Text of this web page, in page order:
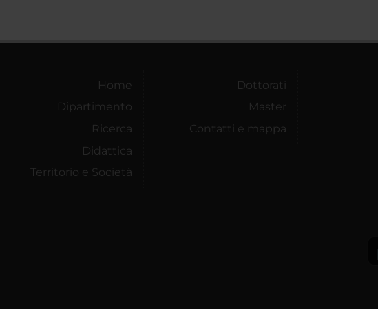
Home
Dipartimento
Ricerca
Didattica
Territorio e Società
Dottorati
Master
Contatti e mappa